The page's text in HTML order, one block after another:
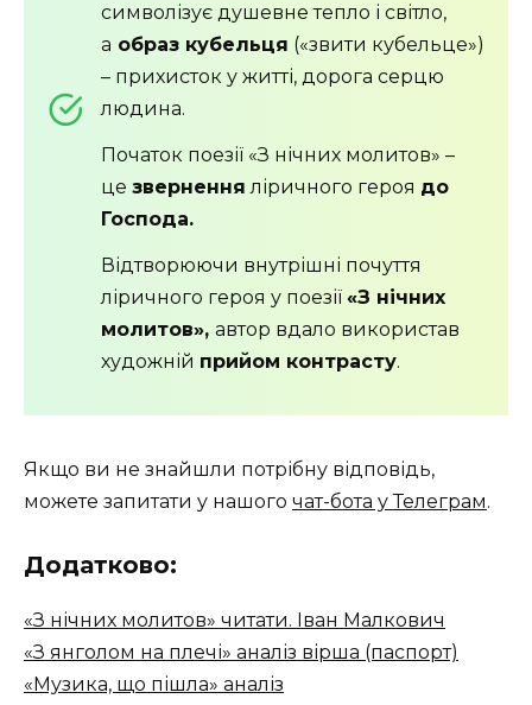
символізує душевне тепло і світло,
а образ кубельця («звити кубельце»)
– прихисток у житті, дорога серцю
людина.
Початок поезії «З нічних молитов» –
це звернення ліричного героя до
Господа.
Відтворюючи внутрішні почуття
ліричного героя у поезії «З нічних
молитов», автор вдало використав
художній прийом контрасту.
Якщо ви не знайшли потрібну відповідь,
можете запитати у нашого чат-бота у Телеграм.
Додатково:
«З нічних молитов» читати. Іван Малкович
«З янголом на плечі» аналіз вірша (паспорт)
«Музика, що пішла» аналіз